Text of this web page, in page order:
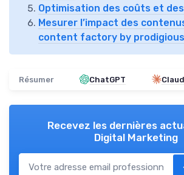
Optimisation des coûts et
Mesurer l’impact des
content factory by prodigious
Résumer ChatGPT
Recevez les dernières
Digital Marketing